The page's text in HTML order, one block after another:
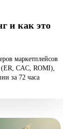
и как это
маркетплейсов
CAC, ROMI),
за 72 часа